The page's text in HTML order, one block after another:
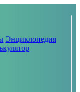
Энциклопедия